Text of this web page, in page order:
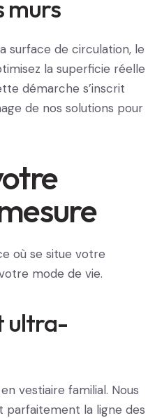
murs
surface de circulation, le
la superficie réelle
démarche s’inscrit
de nos solutions pour
où se situe votre
mode de vie.
ultra-
vestiaire familial. Nous
parfaitement la ligne des